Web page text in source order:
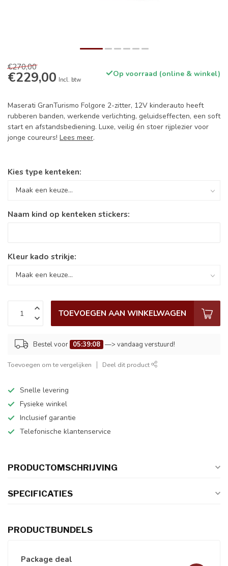
€270,00
€229,00 Incl. btw
Op voorraad (online & winkel)
Maserati GranTurismo Folgore 2-zitter, 12V kinderauto heeft
rubberen banden, werkende verlichting, geluidseffecten, een soft
start en afstandsbediening. Luxe, veilig én stoer rijplezier voor
jonge coureurs! Lees meer.
Kies type kenteken:
Naam kind op kenteken stickers:
Kleur kado strikje:
TOEVOEGEN AAN WINKELWAGEN
Bestel voor 05:39:08 —> vandaag verstuurd!
Toevoegen om te vergelijken Deel dit product
Snelle levering
Fysieke winkel
Inclusief garantie
Telefonische klantenservice
PRODUCTOMSCHRIJVING
SPECIFICATIES
PRODUCTBUNDELS
Package deal